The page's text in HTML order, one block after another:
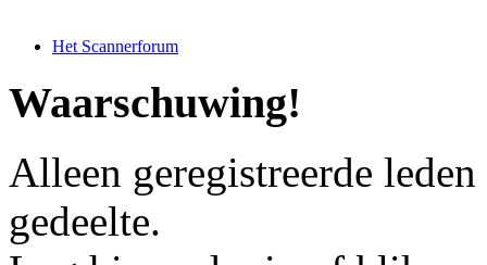
Het Scannerforum
Waarschuwing!
Alleen geregistreerde
gedeelte.